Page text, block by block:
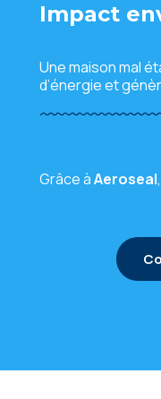
Impact
Une maison mal
d’énergie et
Grâce àAeroseal